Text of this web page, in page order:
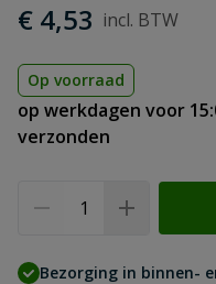
€ 4,53
Op voorraad
op werkdagen voor
verzonden
Bezorging in binnen-